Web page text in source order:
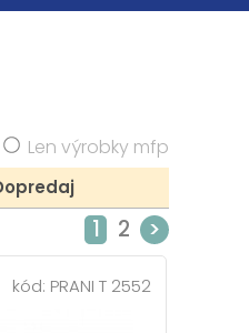
Len výrobky mfp
1 2 >
kód: PRANI T 2552